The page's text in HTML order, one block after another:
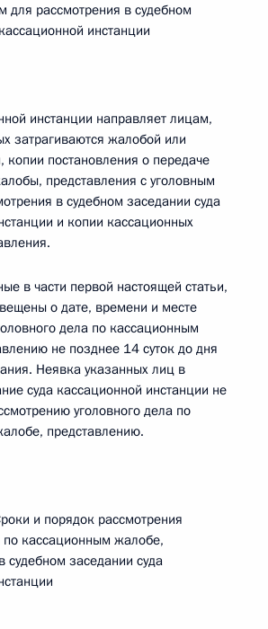
для рассмотрения в судебном
инстанции
инстанции направляет лицам,
затрагиваются жалобой или
копии постановления о передаче
представления с уголовным
в судебном заседании суда
и копии кассационных
в части первой настоящей статьи,
о дате, времени и месте
дела по кассационным
не позднее 14 суток до дня
Неявка указанных лиц в
суда кассационной инстанции не
уголовного дела по
представлению.
и порядок рассмотрения
по кассационным жалобе,
судебном заседании суда